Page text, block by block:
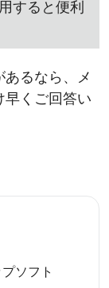
すると便利
るなら、メ
早くご回答い
ソフト